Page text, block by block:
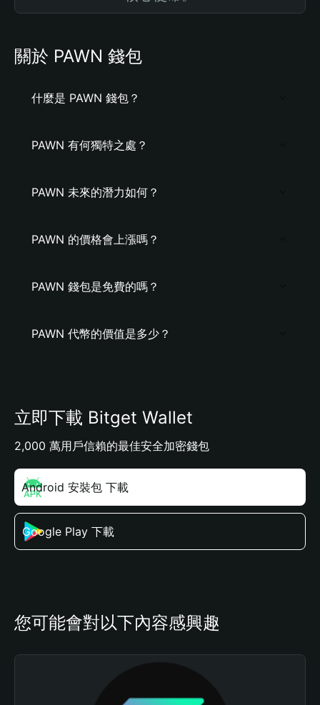
關於 PAWN 錢包
什麼是 PAWN 錢包？
PAWN 有何獨特之處？
PAWN 未來的潛力如何？
PAWN 的價格會上漲嗎？
PAWN 錢包是免費的嗎？
PAWN 代幣的價值是多少？
立即下載 Bitget Wallet
2,000 萬用戶信賴的最佳安全加密錢包
Android 安裝包 下載
Google Play 下載
您可能會對以下內容感興趣